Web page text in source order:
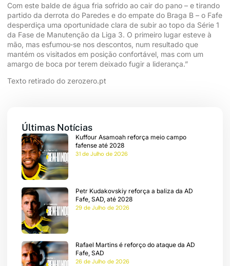
Com este balde de água fria sofrido ao cair do pano – e tirando
partido da derrota do Paredes e do empate do Braga B – o Fafe
desperdiça uma oportunidade clara de subir ao topo da Série 1
da Fase de Manutenção da Liga 3. O primeiro lugar esteve à
mão, mas esfumou-se nos descontos, num resultado que
mantém os visitados em posição confortável, mas com um
amargo de boca por terem deixado fugir a liderança.”
Texto retirado do zerozero.pt
Últimas Notícias
Kuffour Asamoah reforça meio campo
fafense até 2028
31 de Julho de 2026
Petr Kudakovskiy reforça a baliza da AD
Fafe, SAD, até 2028
29 de Julho de 2026
Rafael Martins é reforço do ataque da AD
Fafe, SAD
26 de Julho de 2026